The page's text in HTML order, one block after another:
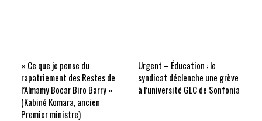
« Ce que je pense du
rapatriement des Restes de
l’Almamy Bocar Biro Barry »
(Kabiné Komara, ancien
Premier ministre)
Urgent – Éducation : le
syndicat déclenche une grève
à l’université GLC de Sonfonia